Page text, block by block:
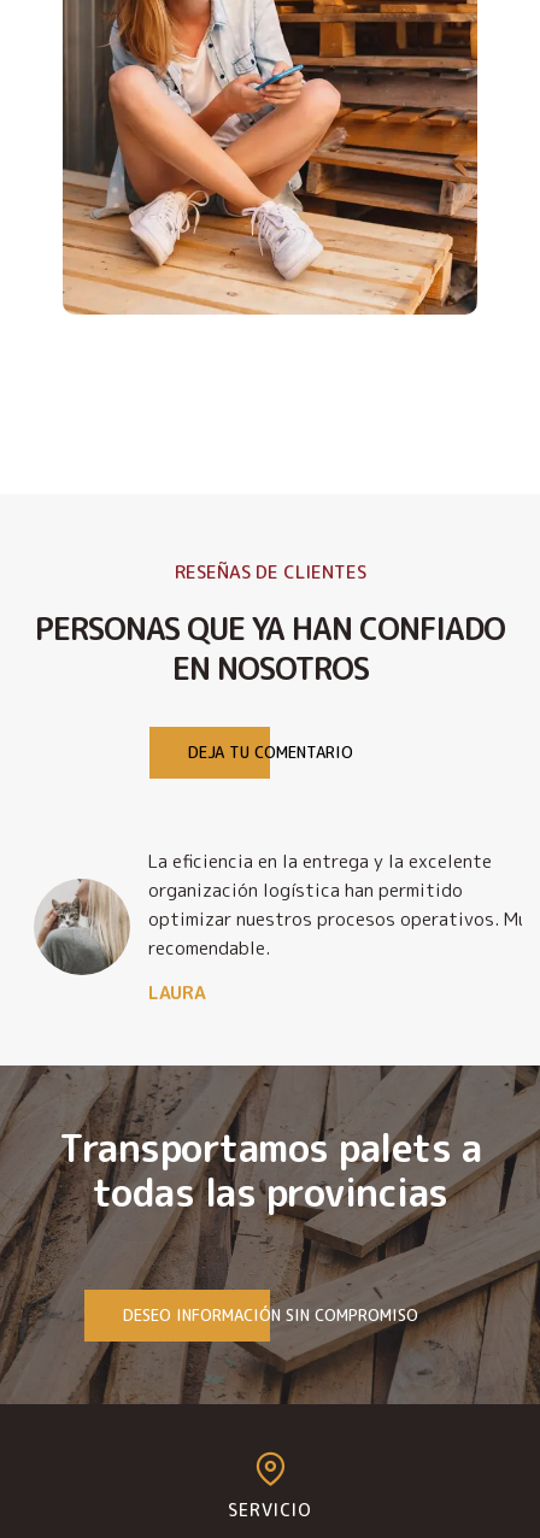
RESEÑAS DE CLIENTES
PERSONAS QUE YA HAN CONFIADO
EN NOSOTROS
DEJA TU COMENTARIO
La eficiencia en la entrega y la excelente
organización logística han permitido
optimizar nuestros procesos operativos. Muy
recomendable.
LAURA
Transportamos palets a
todas las provincias
DESEO INFORMACIÓN SIN COMPROMISO
SERVICIO